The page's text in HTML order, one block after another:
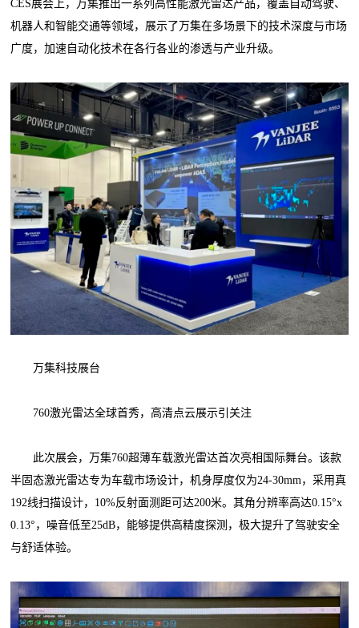
CES展会上，万集推出一系列高性能激光雷达产品，覆盖自动驾驶、
机器人和智能交通等领域，展示了万集在多场景下的技术深度与市场
广度，加速自动化技术在各行各业的渗透与产业升级。
万集科技展台
760激光雷达全球首秀，高清点云展示引关注
此次展会，万集760超薄车载激光雷达首次亮相国际舞台。该款
半固态激光雷达专为车载市场设计，机身厚度仅为24-30mm，采用真
192线扫描设计，10%反射面测距可达200米。其角分辨率高达0.15°x
0.13°，噪音低至25dB，能够提供高精度探测，极大提升了驾驶安全
与舒适体验。